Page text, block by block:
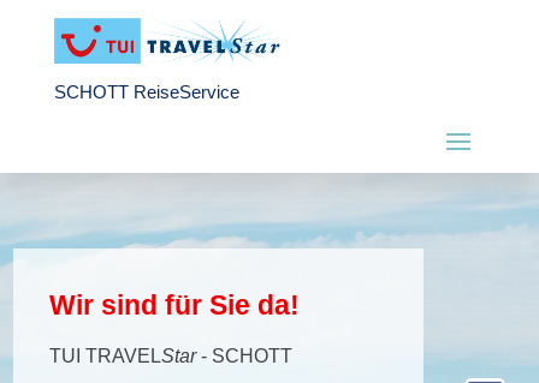
SCHOTT ReiseService
Wir sind für Sie da!
TUI TRAVELStar- SCHOTT